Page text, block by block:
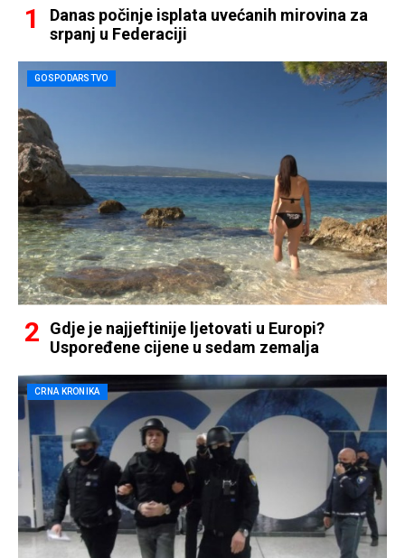
Danas počinje isplata uvećanih mirovina za
srpanj u Federaciji
GOSPODARSTVO
Gdje je najjeftinije ljetovati u Europi?
Uspoređene cijene u sedam zemalja
CRNA KRONIKA